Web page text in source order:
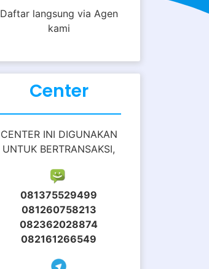
Daftar langsung via Agen
kami
Center
CENTER INI DIGUNAKAN
UNTUK BERTRANSAKSI,
081375529499
081260758213
082362028874
082161266549